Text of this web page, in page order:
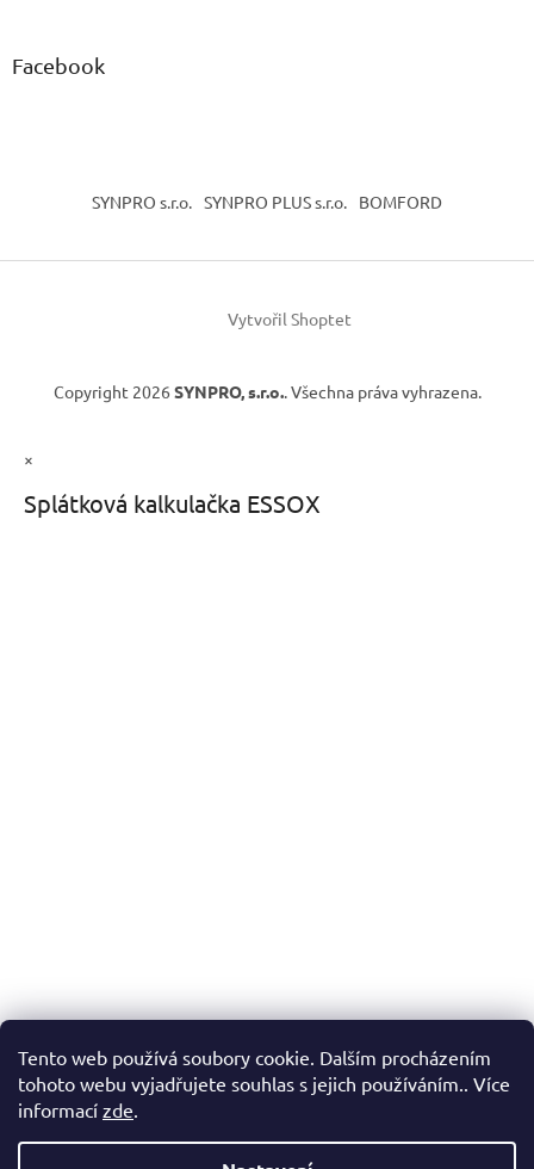
Tento web používá soubory cookie. Dalším procházením
tohoto webu vyjadřujete souhlas s jejich používáním.. Více
informací zde.
Facebook
SYNPRO s.r.o. SYNPRO PLUS s.r.o. BOMFORD
Vytvořil Shoptet
Copyright 2026 SYNPRO, s.r.o.. Všechna práva vyhrazena.
×
Splátková kalkulačka ESSOX